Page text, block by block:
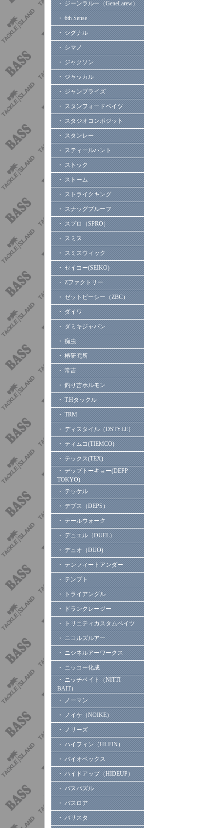
・ ジーンラルー（GeneLarew）
・ 6th Sense
・ シグナル
・ シマノ
・ ジャクソン
・ ジャッカル
・ ジャンプライズ
・ スタンフォードベイツ
・ スタジオコンポジット
・ スタンレー
・ スティールハント
・ ストック
・ ストーム
・ ストライクキング
・ スナッグプルーフ
・ スプロ（SPRO）
・ スミス
・ スミスウィック
・ セイコー(SEIKO)
・ Zファクトリー
・ ゼットビーシー（ZBC）
・ ダイワ
・ ダミキジャパン
・ 痴虫
・ 椿研究所
・ 常吉
・ 釣り吉ホルモン
・ T.Hタックル
・ TRM
・ ディスタイル（DSTYLE）
・ ティムコ(TIEMCO)
・ テックス(TEX)
・ デップトーキョー(DEPP
TOKYO)
・ テッケル
・ デプス（DEPS）
・ テールウォーク
・ デュエル（DUEL）
・ デュオ（DUO)
・ テンフィートアンダー
・ テンプト
・ トライアングル
・ ドランクレージー
・ トリニティカスタムベイツ
・ ニコルズルアー
・ ニシネルアーワークス
・ ニッコー化成
・ ニッチベイト（NITTI
BAIT）
・ ノーマン
・ ノイケ（NOIKE）
・ ノリーズ
・ ハイフィン（HI-FIN）
・ バイオベックス
・ ハイドアップ（HIDEUP）
・ バスパズル
・ バスロア
・ バリスタ